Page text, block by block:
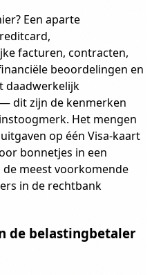
Een aparte
facturen, contracten,
beoordelingen en
daadwerkelijk
dit zijn de kenmerken
Het mengen
op één Visa-kaart
bonnetjes in een
meest voorkomende
in de rechtbank
de belastingbetaler